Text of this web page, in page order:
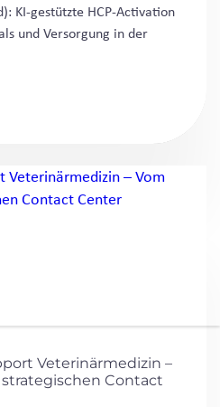
KI-gestützte HCP-Activation
und Versorgung in der
Veterinärmedizin –
Contact